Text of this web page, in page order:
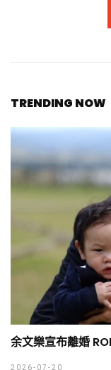
TRENDING NOW
余文樂宣布離婚
2026-07-20